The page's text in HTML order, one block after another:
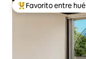
Favorito entre
Favorito entre